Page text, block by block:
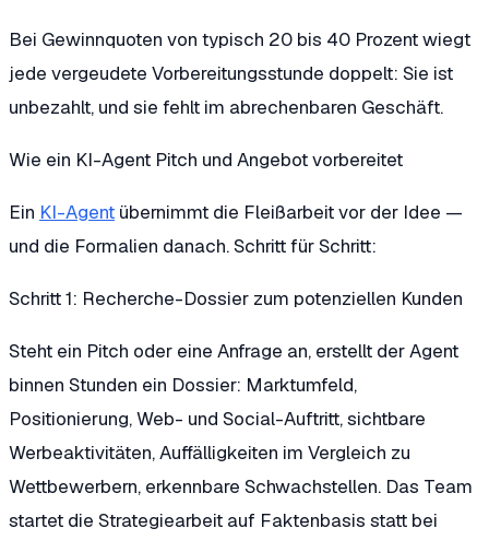
Bei Gewinnquoten von typisch 20 bis 40 Prozent wiegt
jede vergeudete Vorbereitungsstunde doppelt: Sie ist
unbezahlt, und sie fehlt im abrechenbaren Geschäft.
Wie ein KI-Agent Pitch und Angebot vorbereitet
Ein KI-Agent übernimmt die Fleißarbeit vor der Idee —
und die Formalien danach. Schritt für Schritt:
Schritt 1: Recherche-Dossier zum potenziellen Kunden
Steht ein Pitch oder eine Anfrage an, erstellt der Agent
binnen Stunden ein Dossier: Marktumfeld,
Positionierung, Web- und Social-Auftritt, sichtbare
Werbeaktivitäten, Auffälligkeiten im Vergleich zu
Wettbewerbern, erkennbare Schwachstellen. Das Team
startet die Strategiearbeit auf Faktenbasis statt bei